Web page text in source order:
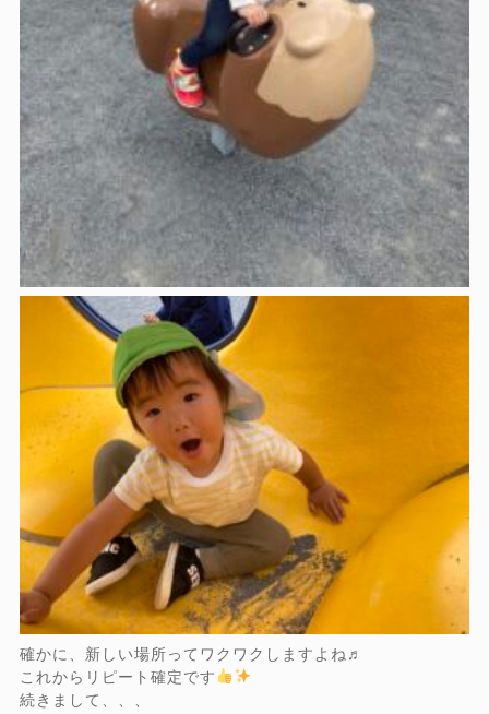
確かに、新しい場所ってワクワクしますよね♬
これからリピート確定です
続きまして、、、